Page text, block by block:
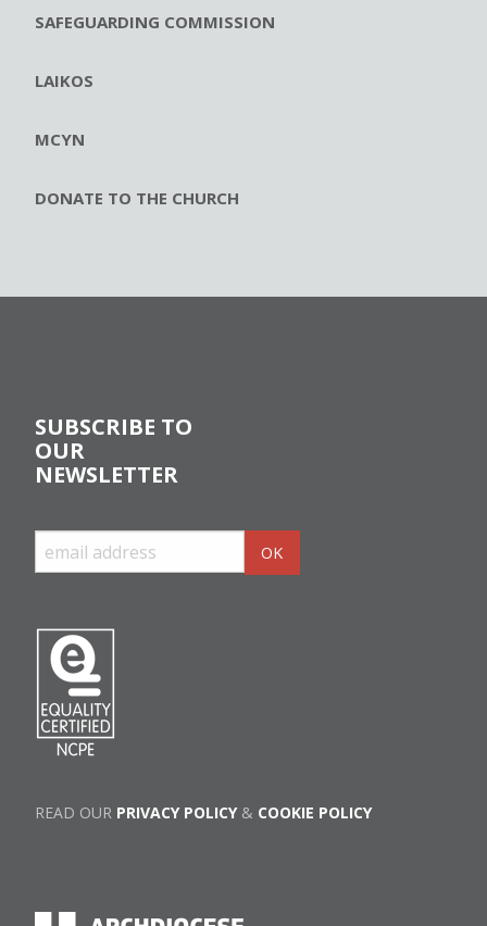
SAFEGUARDING COMMISSION
LAIKOS
MCYN
DONATE TO THE CHURCH
SUBSCRIBE TO
OUR
NEWSLETTER
READ OUR PRIVACY POLICY& COOKIE POLICY